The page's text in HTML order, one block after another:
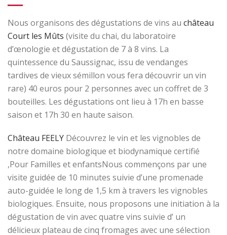
Nous organisons des dégustations de vins au château
Court les Mûts (visite du chai, du laboratoire
d’œnologie et dégustation de 7 à 8 vins. La
quintessence du Saussignac, issu de vendanges
tardives de vieux sémillon vous fera découvrir un vin
rare) 40 euros pour 2 personnes avec un coffret de 3
bouteilles. Les dégustations ont lieu à 17h en basse
saison et 17h 30 en haute saison.
Château FEELY Découvrez le vin et les vignobles de
notre domaine biologique et biodynamique certifié
,Pour Familles et enfantsNous commençons par une
visite guidée de 10 minutes suivie d’une promenade
auto-guidée le long de 1,5 km à travers les vignobles
biologiques. Ensuite, nous proposons une initiation à la
dégustation de vin avec quatre vins suivie d’ un
délicieux plateau de cinq fromages avec une sélection